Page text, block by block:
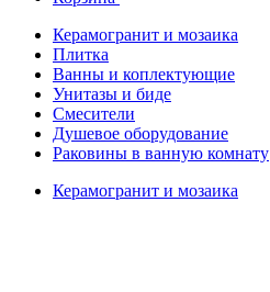
Керамогранит и мозаика
Плитка
Ванны и коплектующие
Унитазы и биде
Смесители
Душевое оборудование
Раковины в ванную комнату
Керамогранит и мозаика